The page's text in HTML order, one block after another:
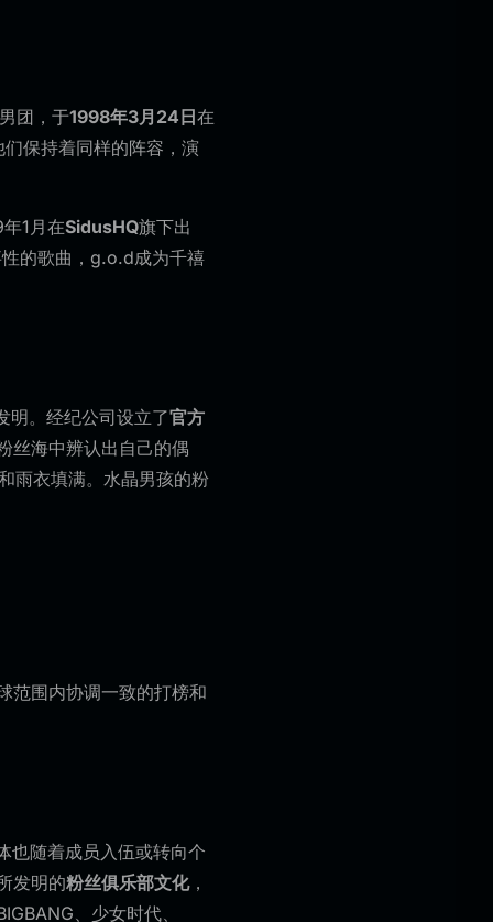
团，于1998年3月24日在
保持着同样的阵容，演
1月在SidusHQ旗下出
的歌曲，g.o.d成为千禧
明。经纪公司设立了官方
丝海中辨认出自己的偶
雨衣填满。水晶男孩的粉
范围内协调一致的打榜和
也随着成员入伍或转向个
发明的粉丝俱乐部文化，
、少女时代、